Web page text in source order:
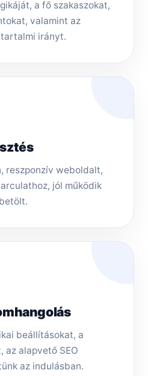
a fő szakaszokat,
valamint az
irányt.
reszponzív weboldalt,
jól működik
beállításokat, a
az alapvető SEO
az indulásban.